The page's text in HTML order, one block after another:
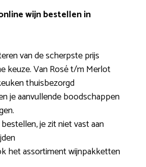
wijn bestellen in
van de scherpste prijs
keuze. Van Rosé t/m Merlot
thuisbezorgd
je aanvullende boodschappen
je zit niet vast aan
het assortiment wijnpakketten